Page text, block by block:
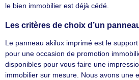
le bien immobilier est déjà cédé.
Les critères de choix d’un
Le panneau akilux imprimé est le
pour une occasion de promotion
disponibles pour vous faire une
immobilier sur mesure. Nous avons une